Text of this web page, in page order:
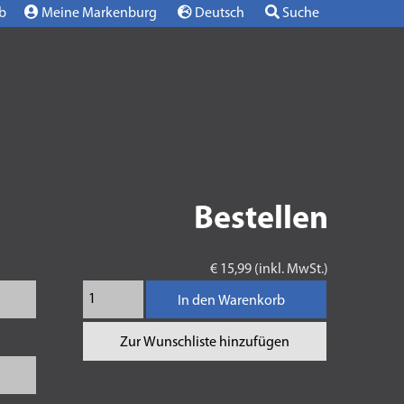
Meine Markenburg Deutsch Suche
Bestellen
€ 15,99 (inkl. MwSt.)
In den Warenkorb
Zur Wunschliste hinzufügen